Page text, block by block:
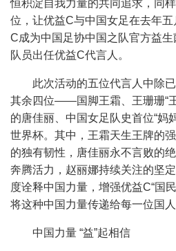
恒积淀自我力量的共同追求，同
位，让优益C与中国女足在去年
C成为中国足协中国之队官方益
队员出任优益C代言人。
此次活动的五位代言人中除
其余四位——国脚王霜、王珊珊“
的唐佳丽、中国女足队史首位“妈
世界杯。其中，王霜天生王牌的
的独有韧性，唐佳丽永不言败的
奔腾活力，赵丽娜持续关注的坚
度诠释中国力量，增强优益C“国
将这种中国力量传递给每一位国人
中国力量 “益”起相信